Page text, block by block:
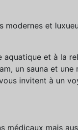
modernes et
et à la
un sauna et
invitent à un
médicaux mais